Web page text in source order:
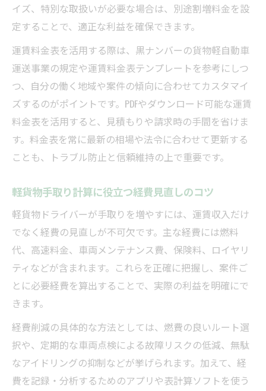
イズ、特別な取扱いが必要な場合は、別途割増料金を設
定することで、適正な利益を確保できます。
運賃料金表を活用する際は、黒ナンバーの貨物軽自動車
運送事業の規定や運賃料金表テンプレートを参考にしつ
つ、自分の働く地域や案件の傾向に合わせてカスタマイ
ズするのがポイントです。PDFやダウンロード可能な運賃
料金表を活用すると、見積もりや請求時の手間を省けま
す。料金表を常に最新の相場や法令に合わせて更新する
ことも、トラブル防止と信頼維持の上で重要です。
軽貨物手取り計算に役立つ経費見直しのコツ
軽貨物ドライバーが手取りを増やすには、運賃収入だけ
でなく経費の見直しが不可欠です。主な経費には燃料
代、高速料金、車両メンテナンス費、保険料、ロイヤリ
ティなどが含まれます。これらを正確に把握し、案件ご
とに必要経費を算出することで、実際の利益を明確にで
きます。
経費削減の具体的な方法としては、燃費の良いルート選
択や、定期的な車両点検による故障リスクの低減、無駄
なアイドリングの抑制などが挙げられます。加えて、経
費を記録・分析するためのアプリや表計算ソフトを使う